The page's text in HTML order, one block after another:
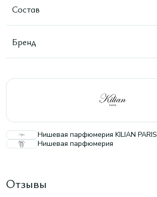
Состав
Бренд
Нишевая парфюмерия KILIAN PARIS
Нишевая парфюмерия
Отзывы